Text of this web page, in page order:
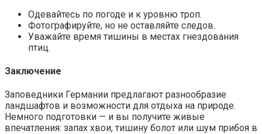
Одевайтесь по погоде и к уровню троп.
Фотографируйте, но не оставляйте следов.
Уважайте время тишины в местах гнездования
птиц.
Заключение
Заповедники Германии предлагают разнообразие
ландшафтов и возможности для отдыха на природе.
Немного подготовки — и вы получите живые
впечатления: запах хвои, тишину болот или шум прибоя в